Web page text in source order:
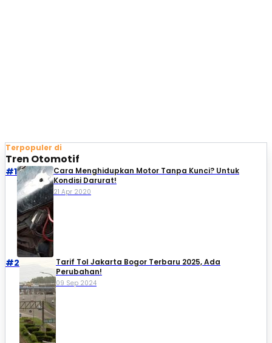
Terpopuler di
Tren Otomotif
#1
Cara Menghidupkan Motor Tanpa Kunci? Untuk
Kondisi Darurat!
21 Apr 2020
#2
Tarif Tol Jakarta Bogor Terbaru 2025, Ada
Perubahan!
09 Sep 2024